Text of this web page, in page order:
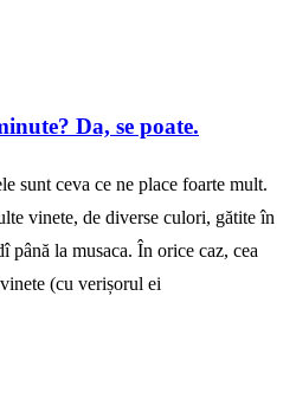
Da, se poate.
sunt ceva ce ne place foarte mult.
vinete, de diverse culori, gătite în
la musaca. În orice caz, cea
(cu verișorul ei